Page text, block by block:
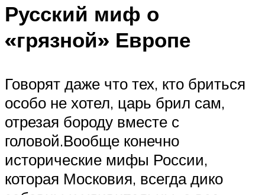
Русский миф о
«грязной» Европе
Говорят даже что тех, кто бриться
особо не хотел, царь брил сам,
отрезая бороду вместе с
головой.Вообще конечно
исторические мифы России,
которая Московия, всегда дико